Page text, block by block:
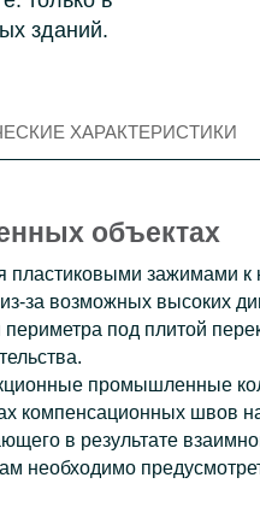
зданий.
ХАРАКТЕРИСТИКИ
объектах
зажимами
за возможных высоких
под плитой
промышленные
компенсационных
в результате
необходимо